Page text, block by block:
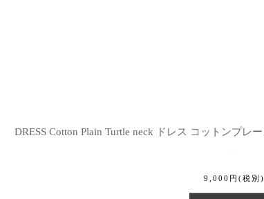
DRESS Cotton Plain Turtle neck ドレス コットンプレ
9,000 円 (税別)